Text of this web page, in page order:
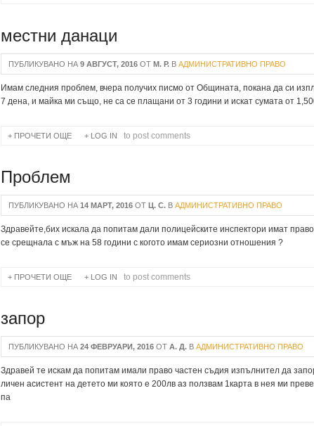
местни данаци
ПУБЛИКУВАНО НА 9 АВГУСТ, 2016 ОТ М. Р. В АДМИНИСТРАТИВНО ПРАВО
Имам следния проблем, вчера получих писмо от Общината, покана да си
7 дена, и майка ми също, не са се плащани от 3 години и искат сумата от
ПРОЧЕТИ ОЩЕ ABOUT МЕСТНИ ДАНАЦИ
LOG IN to post comments
Проблем
ПУБЛИКУВАНО НА 14 МАРТ, 2016 ОТ Ц. С. В АДМИНИСТРАТИВНО ПРАВО
Здравейте,бих искала да попитам дали полицейските инспектори имат
се срещнала с мъж на 58 години с когото имам сериозни отношения ?
ПРОЧЕТИ ОЩЕ ABOUT ПРОБЛЕМ
LOG IN to post comments
запор
ПУБЛИКУВАНО НА 24 ФЕВРУАРИ, 2016 ОТ А. Д. В АДМИНИСТРАТИВНО ПРАВО
Здравей те искам да попитам имали право частен съдия изпълнител да
личен асистент на детето ми която е 200лв аз ползвам 1карта в нея ми
па